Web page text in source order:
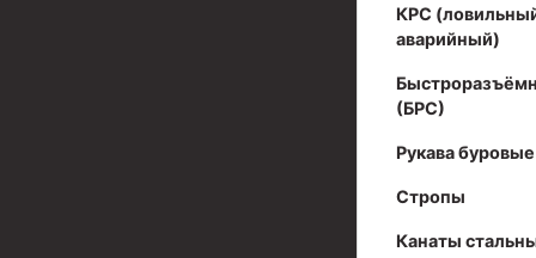
КРС
аварийный)
(БРС)
Рукава буровые
Стропы
Канаты